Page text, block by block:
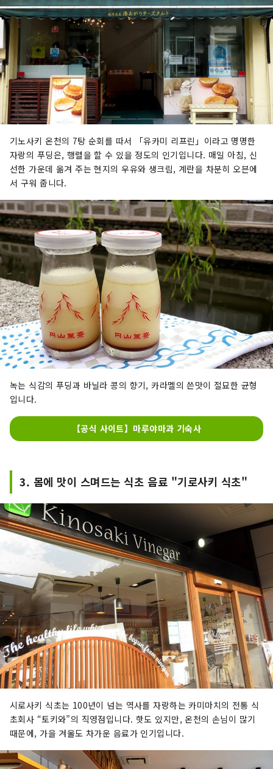
기노사키 온천의 7탕 순회를 따서 「유카미 리프린」이라고 명명한
자랑의 푸딩은, 행렬을 할 수 있을 정도의 인기입니다. 매일 아침, 신
선한 가운데 옮겨 주는 현지의 우유와 생크림, 계란을 차분히 오븐에
서 구워 줍니다.
녹는 식감의 푸딩과 바닐라 콩의 향기, 카라멜의 쓴맛이 절묘한 균형
입니다.
【공식 사이트】마루야마과 기숙사
3. 몸에 맛이 스며드는 식초 음료 "기로사키 식초"
시로사키 식초는 100년이 넘는 역사를 자랑하는 카미마치의 전통 식
초회사 “토키와”의 직영점입니다. 핫도 있지만, 온천의 손님이 많기
때문에, 가을 겨울도 차가운 음료가 인기입니다.